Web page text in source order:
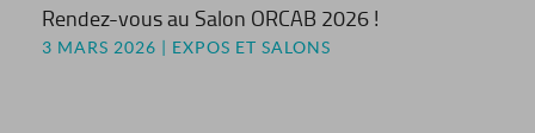
Rendez-vous au Salon ORCAB 2026 !
3 MARS 2026 | EXPOS ET SALONS